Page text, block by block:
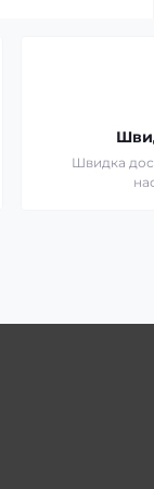
Швидка